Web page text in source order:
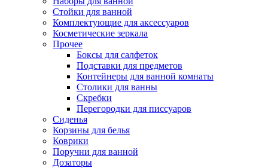
Стойки для ванной
Комплектующие для аксессуаров
Косметические зеркала
Прочее
Боксы для салфеток
Подставки для предметов
Контейнеры для ванной комнаты
Столики для ванны
Скребки
Перегородки для писсуаров
Сиденья
Корзины для белья
Коврики
Поручни для ванной
Дозаторы